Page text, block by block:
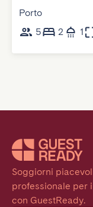
Porto
5
2 1
Soggiorni
professionale per
con GuestReady.